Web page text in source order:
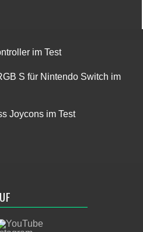
im Test
S für Nintendo Switch im
Joycons im Test